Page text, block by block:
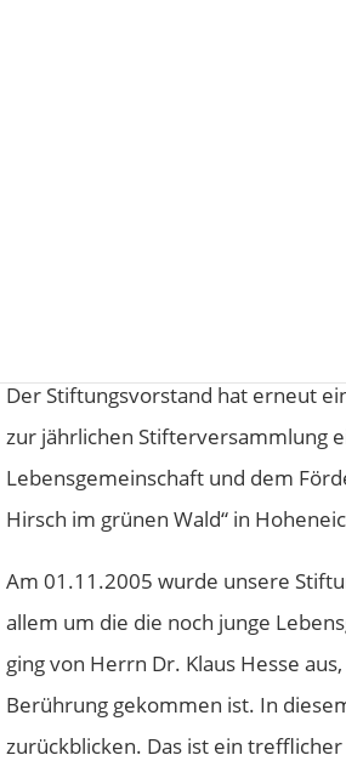
Der Stiftungsvorstand hat erneut
zur jährlichen Stifterversammlung
Lebensgemeinschaft und dem
Hirsch im grünen Wald“ in
Am 01.11.2005 wurde unsere
allem um die die noch junge
ging von Herrn Dr. Klaus Hesse
Berührung gekommen ist. In
zurückblicken. Das ist ein